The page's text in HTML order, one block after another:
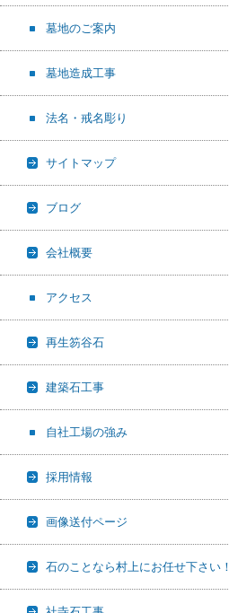
墓地のご案内
墓地造成工事
法名・戒名彫り
サイトマップ
ブログ
会社概要
アクセス
再生笏谷石
建築石工事
自社工場の強み
採用情報
画像送付ページ
石のことなら村上にお任せ下さい！